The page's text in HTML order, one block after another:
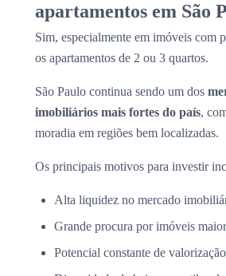
apartamentos em São
Sim, especialmente em imóveis com
os apartamentos de 2 ou 3 quartos.
São Paulo continua sendo um dos
imobiliários mais fortes do país,
moradia em regiões bem localizadas.
Os principais motivos para investir
Alta liquidez no mercado
Grande procura por imóveis
Potencial constante de